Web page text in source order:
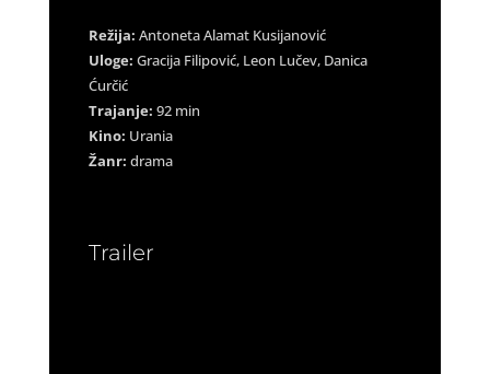
Režija: Antoneta Alamat Kusijanović
Uloge: Gracija Filipović, Leon Lučev, Danica
Ćurčić
Trajanje: 92 min
Kino: Urania
Žanr: drama
Trailer